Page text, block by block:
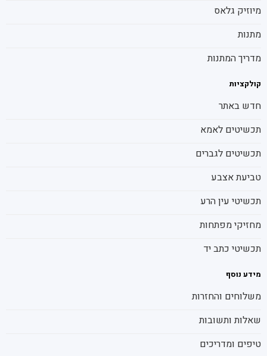
מיוזיק גלאס
מתנות
מדריך המתנות
קולקציות
חדש באתר
תכשיטים לאמא
תכשיטים לגברים
טביעת אצבע
תכשיטי עין הרע
מחזיקי מפתחות
תכשיטי כתב יד
מידע נוסף
משלוחים והחזרות
שאלות ותשובות
טיפים ומדריכים